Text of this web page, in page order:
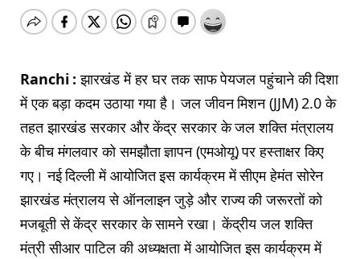
Ranchi : झारखंड में हर घर तक साफ पेयजल पहुंचाने की दिशा
में एक बड़ा कदम उठाया गया है। जल जीवन मिशन (JJM) 2.0 के
तहत झारखंड सरकार और केंद्र सरकार के जल शक्ति मंत्रालय
के बीच मंगलवार को समझौता ज्ञापन (एमओयू) पर हस्ताक्षर किए
गए। नई दिल्ली में आयोजित इस कार्यक्रम में सीएम हेमंत सोरेन
झारखंड मंत्रालय से ऑनलाइन जुड़े और राज्य की जरूरतों को
मजबूती से केंद्र सरकार के सामने रखा। केंद्रीय जल शक्ति
मंत्री सीआर पाटिल की अध्यक्षता में आयोजित इस कार्यक्रम में